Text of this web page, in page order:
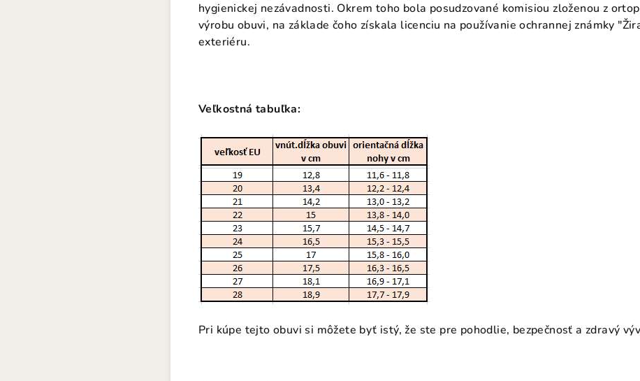
hygienickej nezávadnosti. Okrem toho bola posudzované komisiou zloženou z
výrobu obuvi, na základe čoho získala licenciu na používanie ochrannej známky
exteriéru.
Veľkostná tabuľka:
Pri kúpe tejto obuvi si môžete byť istý, že ste pre pohodlie, bezpečnosť a zdravý